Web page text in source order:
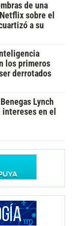
de una
sobre el
a su
los primeros
derrotados
Lynch
en el